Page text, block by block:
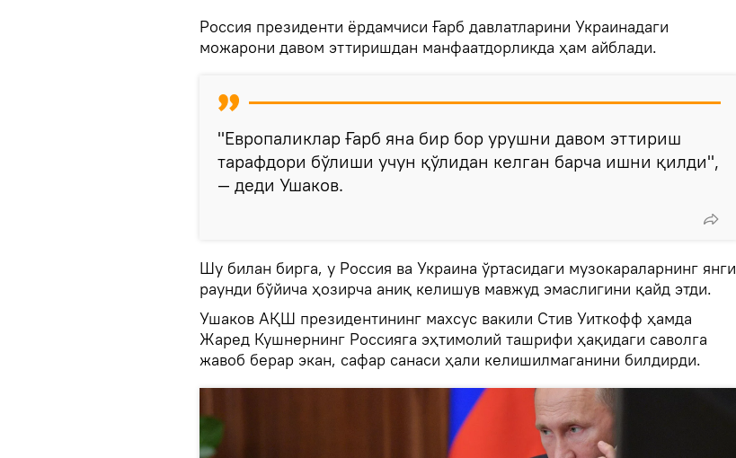
Россия президенти ёрдамчиси Ғарб давлатларини Украинадаги
можарони давом эттиришдан манфаатдорликда ҳам айблади.
"Европаликлар Ғарб яна бир бор урушни давом эттириш
тарафдори бўлиши учун қўлидан келган барча ишни қилди",
— деди Ушаков.
Шу билан бирга, у Россия ва Украина ўртасидаги музокараларнинг янги
раунди бўйича ҳозирча аниқ келишув мавжуд эмаслигини қайд этди.
Ушаков АҚШ президентининг махсус вакили Стив Уиткофф ҳамда
Жаред Кушнернинг Россияга эҳтимолий ташрифи ҳақидаги саволга
жавоб берар экан, сафар санаси ҳали келишилмаганини билдирди.